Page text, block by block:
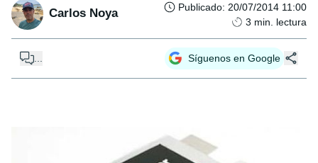
Carlos Noya Publicado: 20/07/2014 11:00
3 min. lectura
Síguenos en Google